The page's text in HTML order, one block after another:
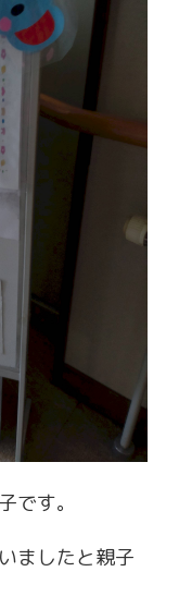
です。
ましたと親子